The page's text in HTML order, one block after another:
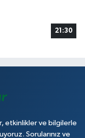
21:30
etkinlikler ve bilgilerle
Sorularınız ve